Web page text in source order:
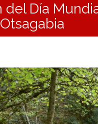
del Día